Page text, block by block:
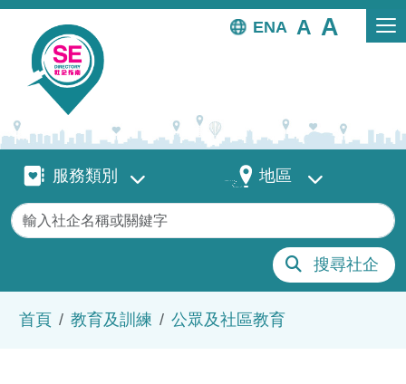
移至主內容
EN
服務類別服務類別 地區 地區
關鍵字
搜尋社企
首頁 教育及訓練 公眾及社區教育